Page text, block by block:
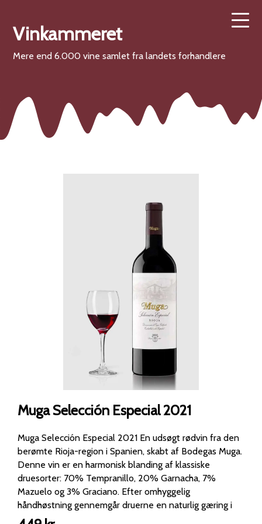
Vinkammeret
Mere end 6.000 vine samlet fra landets forhandlere
Muga Selección Especial 2021
Muga Selección Especial 2021 En udsøgt rødvin fra den
berømte Rioja-region i Spanien, skabt af Bodegas Muga.
Denne vin er en harmonisk blanding af klassiske
druesorter: 70% Tempranillo, 20% Garnacha, 7%
Mazuelo og 3% Graciano. Efter omhyggelig
håndhøstning gennemgår druerne en naturlig gæring i
egetræskar. Vinen modnes derefter i 26 måneder på